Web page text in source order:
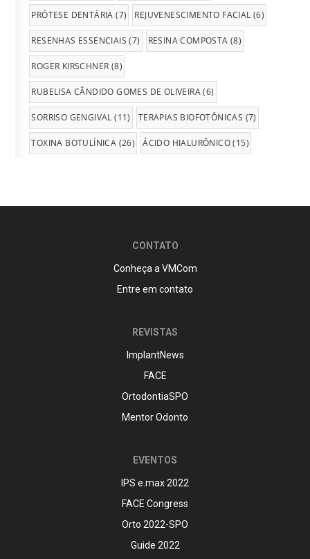
PRÓTESE DENTÁRIA (7) REJUVENESCIMENTO FACIAL (6)
RESENHAS ESSENCIAIS (7) RESINA COMPOSTA (8)
ROGER KIRSCHNER (8)
RUBELISA CÂNDIDO GOMES DE OLIVEIRA(6)
SORRISO GENGIVAL (11) TERAPIAS BIOFOTÔNICAS (7)
TOXINA BOTULÍNICA (26) ÁCIDO HIALURÔNICO(15)
CONTATO
Conheça a VMCom
Entre em contato
REVISTAS
ImplantNews
FACE
OrtodontiaSPO
Mentor Odonto
EVENTOS
IPS e.max 2022
FACE Congress
Orto 2022-SPO
Guide 2022